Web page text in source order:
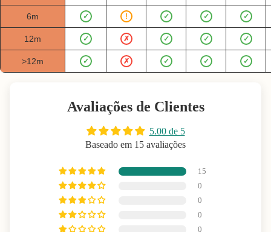
6m ✓ ! ✓ ✓ ✓
12m ✓ ✗ ✓ ✓ ✓
>12m ✓ ✗ ✓ ✓ ✓
Avaliações de Clientes
5.00 de 5
Baseado em 15 avaliações
15
0
0
0
0